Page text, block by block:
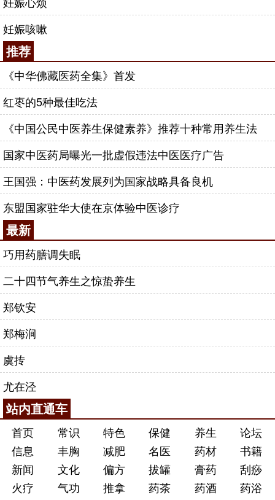
妊娠咳嗽
推荐
《中华佛藏医药全集》首发
红枣的5种最佳吃法
《中国公民中医养生保健素养》推荐十种常用养生法
国家中医药局曝光一批虚假违法中医医疗广告
王国强：中医药发展列为国家战略具备良机
东盟国家驻华大使在京体验中医诊疗
最新
巧用药膳调失眠
二十四节气养生之惊蛰养生
郑钦安
郑梅涧
虞抟
尤在泾
站内直通车
首页 常识 特色 保健 养生
论坛
信息
丰胸 减肥 名医 药材
书籍
新闻
文化 偏方 拔罐 膏药
刮痧
火疗
气功 推拿 药茶 药酒
药浴